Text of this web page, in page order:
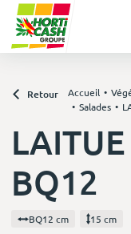
Retour Accueil
Salades
BQ12
BQ12 cm 15 cm